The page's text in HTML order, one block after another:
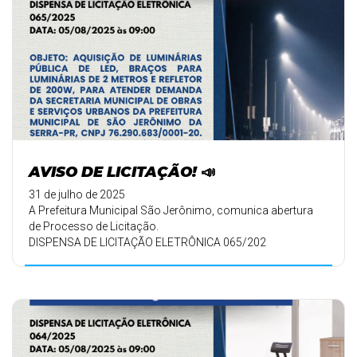
AVISO DE LICITAÇÃO! 📣
31 de julho de 2025
A Prefeitura Municipal São Jerônimo, comunica abertura
de Processo de Licitação.
DISPENSA DE LICITAÇÃO ELETRÔNICA 065/202